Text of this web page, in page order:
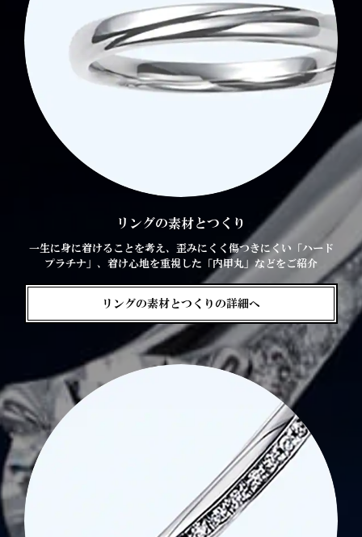
リングの素材とつくり
一生に身に着けることを考え、歪みにくく傷つきにくい「ハード
プラチナ」、着け心地を重視した「内甲丸」などをご紹介
リングの素材とつくりの詳細へ